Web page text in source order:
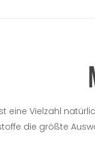
Vielzahl
die größte